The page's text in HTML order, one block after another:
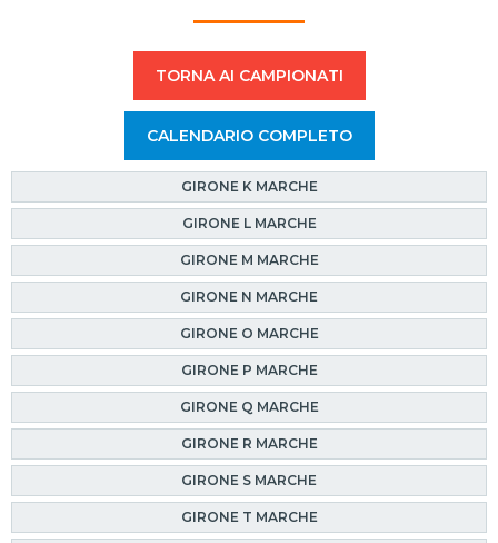
TORNA AI CAMPIONATI
CALENDARIO COMPLETO
GIRONE K MARCHE
GIRONE L MARCHE
GIRONE M MARCHE
GIRONE N MARCHE
GIRONE O MARCHE
GIRONE P MARCHE
GIRONE Q MARCHE
GIRONE R MARCHE
GIRONE S MARCHE
GIRONE T MARCHE